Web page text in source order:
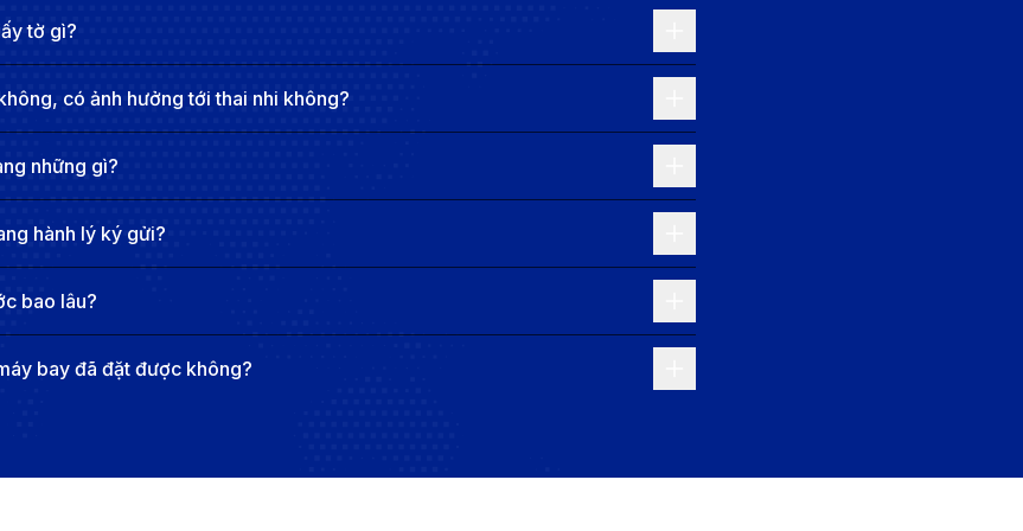
tờ gì?
có ảnh hưởng tới thai nhi không?
những gì?
hành lý ký gửi?
bao lâu?
bay đã đặt được không?